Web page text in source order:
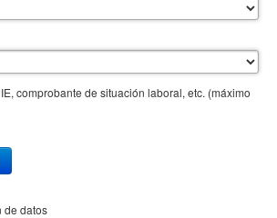
comprobante de situación laboral, etc. (máximo
de datos